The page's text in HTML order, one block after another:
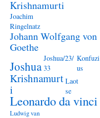
Krishnamurti
Joachim
Ringelnatz
Johann Wolfgang von
Goethe
Joshua
Joshua/23/
33
Konfuzi
us
Krishnamurt
i
Laot
se
Leonardo da vinci
Ludwig van